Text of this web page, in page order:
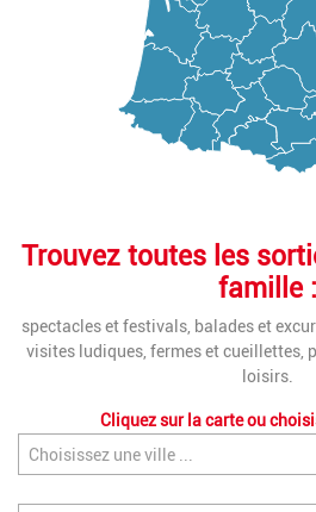
Trouvez toutes les
famille :
spectacles et festivals, balades et
visites ludiques, fermes et cueillettes,
loisirs.
Cliquez sur la carte ou
Choisissez une ville ...